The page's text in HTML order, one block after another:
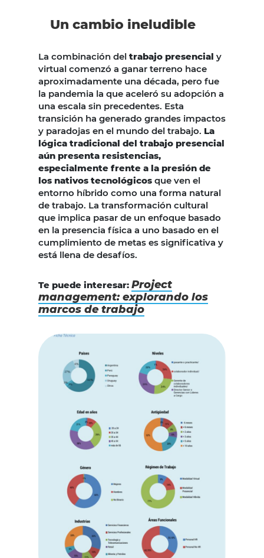
Un cambio ineludible
La combinación del trabajo presencial y
virtual comenzó a ganar terreno hace
aproximadamente una década, pero fue
la pandemia la que aceleró su adopción a
una escala sin precedentes. Esta
transición ha generado grandes impactos
y paradojas en el mundo del trabajo. La
lógica tradicional del trabajo presencial
aún presenta resistencias,
especialmente frente a la presión de
los nativos tecnológicos que ven el
entorno híbrido como una forma natural
de trabajo. La transformación cultural
que implica pasar de un enfoque basado
en la presencia física a uno basado en el
cumplimiento de metas es significativa y
está llena de desafíos.
Te puede interesar: Project
management: explorando los
marcos de trabajo